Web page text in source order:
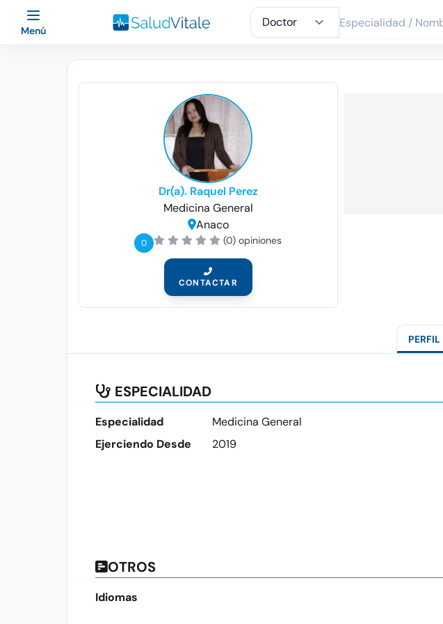
Menú
Dr(a). Raquel Perez
Medicina General
Anaco
0 (0) opiniones
CONTACTAR
PERFIL
ESPECIALIDAD
Especialidad
Medicina General
Ejerciendo Desde
2019
OTROS
Idiomas